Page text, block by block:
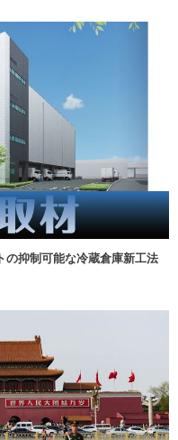
の抑制可能な冷蔵倉庫新工法